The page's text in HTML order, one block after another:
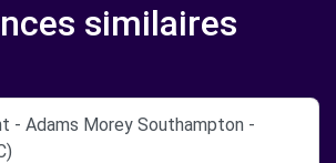
similaires
- Adams Morey Southampton -